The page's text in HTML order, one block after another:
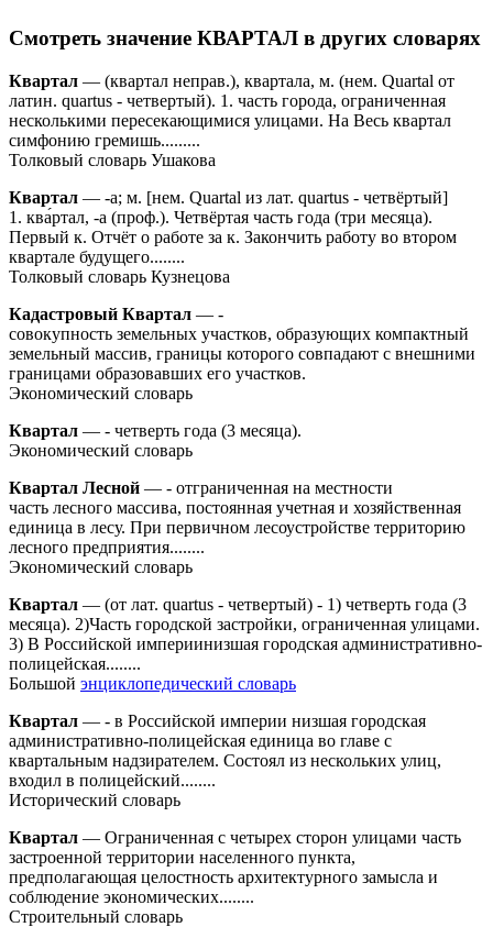
Смотреть значение КВАРТАЛ в других словарях
Квартал — (квартал неправ.), квартала, м. (нем. Quartal от
латин. quartus - четвертый). 1. часть города, ограниченная
несколькими пересекающимися улицами. На Весь квартал
симфонию гремишь.........
Толковый словарь Ушакова
Квартал — -а; м. [нем. Quartal из лат. quartus - четвёртый]
1. ква́ртал, -а (проф.). Четвёртая часть года (три месяца).
Первый к. Отчёт о работе за к. Закончить работу во втором
квартале будущего........
Толковый словарь Кузнецова
Кадастровый Квартал — -
совокупность земельных участков, образующих компактный
земельный массив, границы которого совпадают с внешними
границами образовавших его участков.
Экономический словарь
Квартал — - четверть года (3 месяца).
Экономический словарь
Квартал Лесной — - отграниченная на местности
часть лесного массива, постоянная учетная и хозяйственная
единица в лесу. При первичном лесоустройстве территорию
лесного предприятия........
Экономический словарь
Квартал — (от лат. quartus - четвертый) - 1) четверть года (3
месяца). 2)Часть городской застройки, ограниченная улицами.
3) В Российской империинизшая городская административно-
полицейская........
Большой энциклопедический словарь
Квартал — - в Российской империи низшая городская
административно-полицейская единица во главе с
квартальным надзирателем. Состоял из нескольких улиц,
входил в полицейский........
Исторический словарь
Квартал — Ограниченная с четырех сторон улицами часть
застроенной территории населенного пункта,
предполагающая целостность архитектурного замысла и
соблюдение экономических........
Строительный словарь